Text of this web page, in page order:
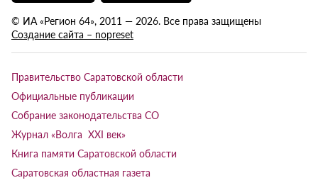
© ИА «Регион 64», 2011 — 2026. Все права защищены
Создание сайта – nopreset
Правительство Саратовской области
Официальные публикации
Собрание законодательства СО
Журнал «Волга XXI век»
Книга памяти Саратовской области
Саратовская областная газета